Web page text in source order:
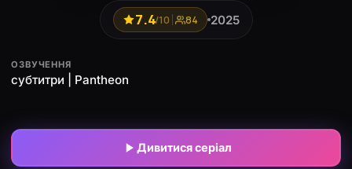
7.4/10 84 2025
ОЗВУЧЕННЯ
субтитри | Pantheon
Дивитися серіал